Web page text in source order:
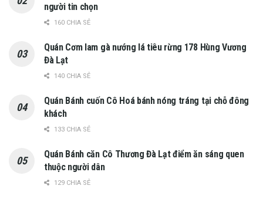
người tin chọn
160 CHIA SẺ
Quán Cơm lam gà nướng lá tiêu rừng 178 Hùng Vương
Đà Lạt
140 CHIA SẺ
Quán Bánh cuốn Cô Hoá bánh nóng tráng tại chỗ đông
khách
133 CHIA SẺ
Quán Bánh căn Cô Thương Đà Lạt điểm ăn sáng quen
thuộc người dân
129 CHIA SẺ